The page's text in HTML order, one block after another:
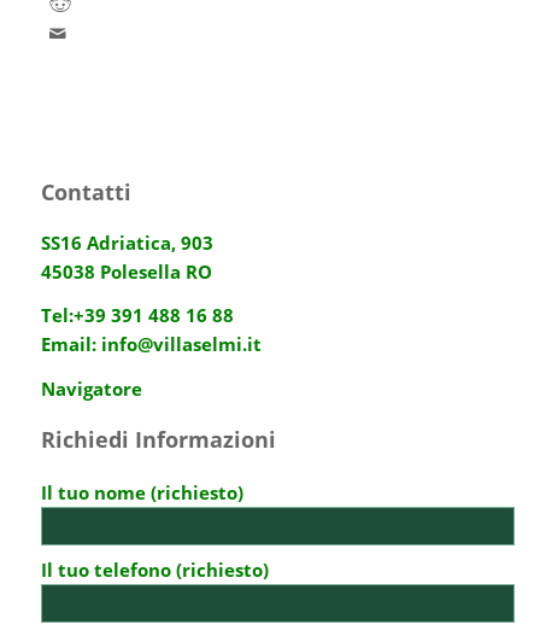
Contatti
SS16 Adriatica, 903
45038 Polesella RO
Tel:+39 391 488 16 88
Email: info@villaselmi.it
Navigatore
Richiedi Informazioni
Il tuo nome (richiesto)
Il tuo telefono (richiesto)